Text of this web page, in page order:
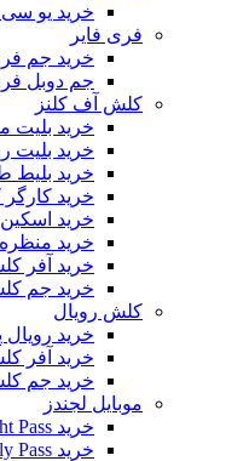
خرید یو سی
فری فایر
خرید جم
جم دوبل
کلش آف کلنز
خرید بلیت
خرید بلیت
خرید بلیط
خرید
خرید
خرید
خرید آفر
خرید جم
کلش رویال
خرید
خرید آفر
خرید جم
موبایل لجندز
خرید Twilight Pass موبایل لجندز
خرید Weekly Pass موبایل لجندز